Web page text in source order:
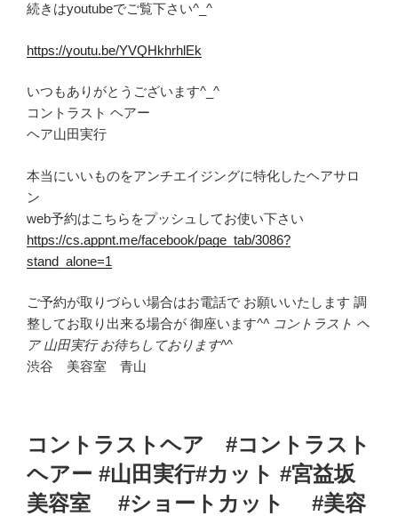
続きはyoutubeでご覧下さい^_^
https://youtu.be/YVQHkhrhlEk
いつもありがとうございます^_^
コントラスト ヘアー
ヘア山田実行
本当にいいものをアンチエイジングに特化したヘアサロ
ン
web予約はこちらをプッシュしてお使い下さい
https://cs.appnt.me/facebook/page_tab/3086?
stand_alone=1
ご予約が取りづらい場合はお電話で お願いいたします 調
整してお取り出来る場合が 御座います^^ コントラスト ヘ
ア 山田実行 お待ちしております^^
渋谷 美容室 青山
コントラストヘア #コントラスト
ヘアー #山田実行#カット #宮益坂
美容室 #ショートカット #美容